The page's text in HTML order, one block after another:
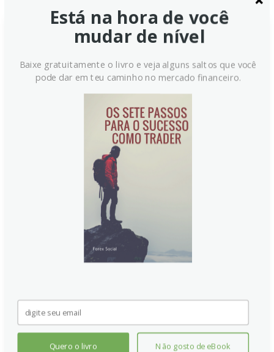
Euro tem potencial limitado
frente ao Dólar, aponta NBC
A National Bank of Canada (NBC) avalia que a
valorização do Euro frente ao Dólar deve ser limitada.
Diferenciais de crescimento e juros ainda favorecem
os EUA, enquanto o BCE está mais próximo de um
meses.
Continue lendo
Está na hora de você
mudar de nível
Baixe gratuitamente o livro e veja alguns saltos que você
pode dar em teu caminho no mercado financeiro.
Quero o livro Não gosto de eBook